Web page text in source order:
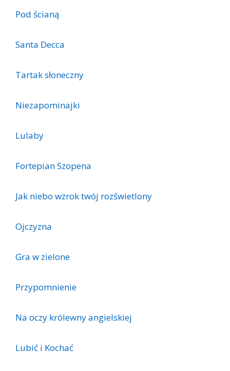
Pod ścianą
Santa Decca
Tartak słoneczny
Niezapominajki
Lulaby
Fortepian Szopena
Jak niebo wzrok twój rozświetlony
Ojczyzna
Gra w zielone
Przypomnienie
Na oczy królewny angielskiej
Lubić i Kochać